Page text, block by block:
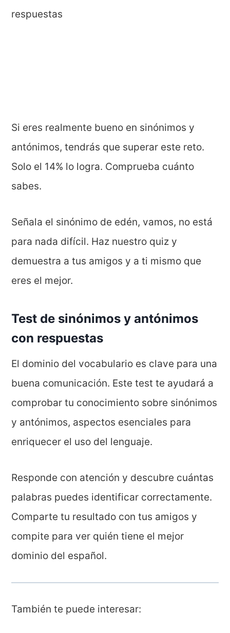
Si eres realmente bueno en sinónimos y
antónimos, tendrás que superar este reto.
Solo el 14% lo logra. Comprueba cuánto
sabes.
Señala el sinónimo de edén, vamos, no está
para nada difícil. Haz nuestro quiz y
demuestra a tus amigos y a ti mismo que
eres el mejor.
Test de sinónimos y antónimos
con respuestas
El dominio del vocabulario es clave para una
buena comunicación. Este test te ayudará a
comprobar tu conocimiento sobre sinónimos
y antónimos, aspectos esenciales para
enriquecer el uso del lenguaje.
Responde con atención y descubre cuántas
palabras puedes identificar correctamente.
Comparte tu resultado con tus amigos y
compite para ver quién tiene el mejor
dominio del español.
También te puede interesar: